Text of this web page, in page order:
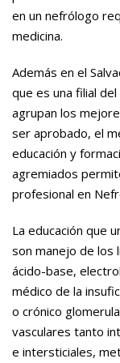
en un nefrólogo
medicina.
Además en el
que es una filial
agrupan los
ser aprobado, el
educación y
agremiados
profesional en
La educación que
son manejo de los
ácido-base,
médico de la
o crónico
vasculares tanto
e intersticiales,